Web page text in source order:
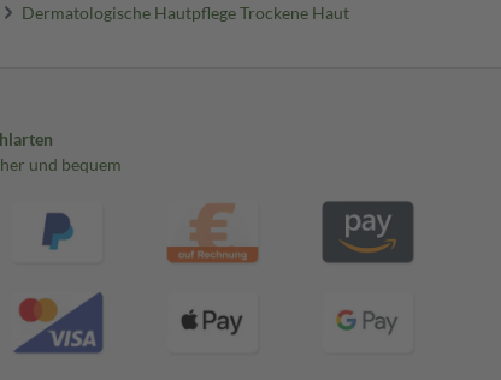
Dermatologische Hautpflege Trockene Haut
und bequem